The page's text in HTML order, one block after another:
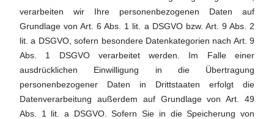
verarbeiten wir Ihre personenbezogenen Daten auf
Grundlage von Art. 6 Abs. 1 lit. a DSGVO bzw. Art. 9 Abs. 2
lit. a DSGVO, sofern besondere Datenkategorien nach Art. 9
Abs. 1 DSGVO verarbeitet werden. Im Falle einer
ausdrücklichen Einwilligung in die Übertragung
personenbezogener Daten in Drittstaaten erfolgt die
Datenverarbeitung außerdem auf Grundlage von Art. 49
Abs. 1 lit. a DSGVO. Sofern Sie in die Speicherung von